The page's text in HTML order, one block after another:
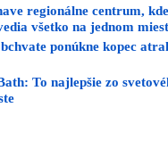
regionálne centrum,
všetko na jednom
ponúkne kopec
To najlepšie zo